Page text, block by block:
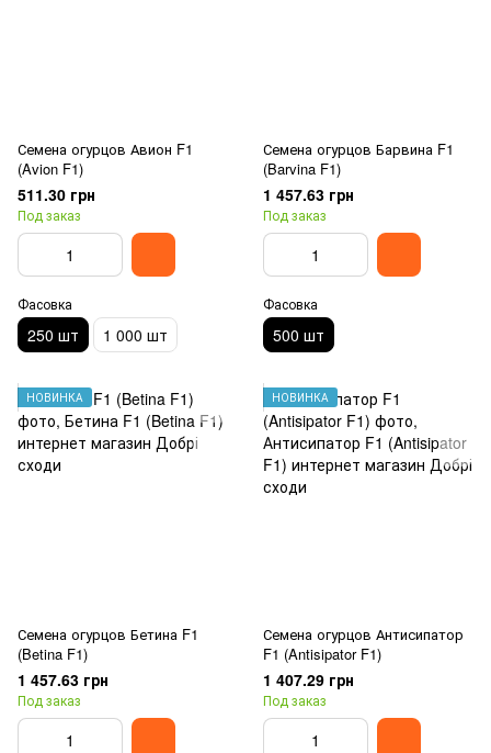
Семена огурцов Авион F1
(Avion F1)
511.30 грн
Под заказ
Фасовка
250 шт 1 000 шт
Семена огурцов Барвина F1
(Barvina F1)
1 457.63 грн
Под заказ
Фасовка
500 шт
НОВИНКА
Семена огурцов Бетина F1
(Betina F1)
1 457.63 грн
Под заказ
НОВИНКА
Семена огурцов Антисипатор
F1 (Antisipator F1)
1 407.29 грн
Под заказ